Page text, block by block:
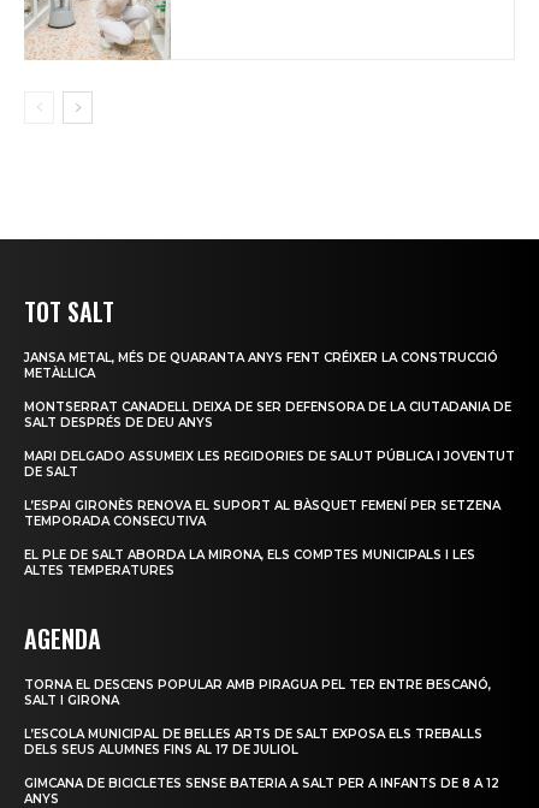
TOT SALT
JANSA METAL, MÉS DE QUARANTA ANYS FENT CRÉIXER LA CONSTRUCCIÓ
METÀL·LICA
MONTSERRAT CANADELL DEIXA DE SER DEFENSORA DE LA CIUTADANIA DE
SALT DESPRÉS DE DEU ANYS
MARI DELGADO ASSUMEIX LES REGIDORIES DE SALUT PÚBLICA I JOVENTUT
DE SALT
L’ESPAI GIRONÈS RENOVA EL SUPORT AL BÀSQUET FEMENÍ PER SETZENA
TEMPORADA CONSECUTIVA
EL PLE DE SALT ABORDA LA MIRONA, ELS COMPTES MUNICIPALS I LES
ALTES TEMPERATURES
AGENDA
TORNA EL DESCENS POPULAR AMB PIRAGUA PEL TER ENTRE BESCANÓ,
SALT I GIRONA
L’ESCOLA MUNICIPAL DE BELLES ARTS DE SALT EXPOSA ELS TREBALLS
DELS SEUS ALUMNES FINS AL 17 DE JULIOL
GIMCANA DE BICICLETES SENSE BATERIA A SALT PER A INFANTS DE 8 A 12
ANYS